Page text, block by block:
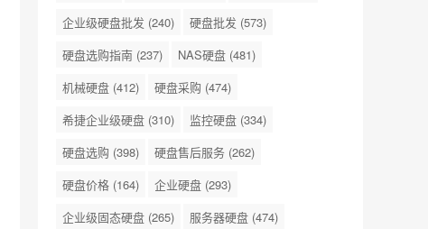
企业级硬盘批发 (240) 硬盘批发 (573)
硬盘选购指南 (237) NAS硬盘 (481)
机械硬盘 (412) 硬盘采购 (474)
希捷企业级硬盘 (310) 监控硬盘 (334)
硬盘选购 (398) 硬盘售后服务 (262)
硬盘价格 (164) 企业硬盘 (293)
企业级固态硬盘 (265) 服务器硬盘 (474)